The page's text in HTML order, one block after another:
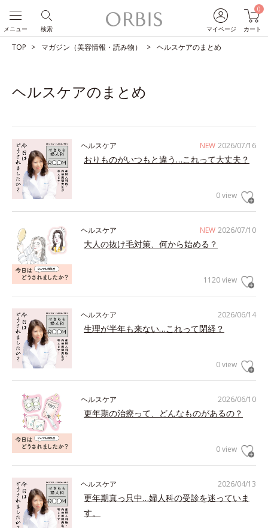
マイページ
0
カート
検索
メニュー
TOP マガジン（美容情報・読み物） ヘルスケアのまとめ
ヘルスケアのまとめ
NEW 2026/07/16
ヘルスケア
おりものがいつもと違う…これって大丈夫？
0 view
NEW 2026/07/10
ヘルスケア
大人の抜け毛対策、何から始める？
1120 view
2026/06/14
ヘルスケア
生理が半年も来ない…これって閉経？
0 view
2026/06/10
ヘルスケア
更年期の治療って、どんなものがあるの？
0 view
2026/04/13
ヘルスケア
更年期真っ只中…婦人科の受診を迷っていま
す。